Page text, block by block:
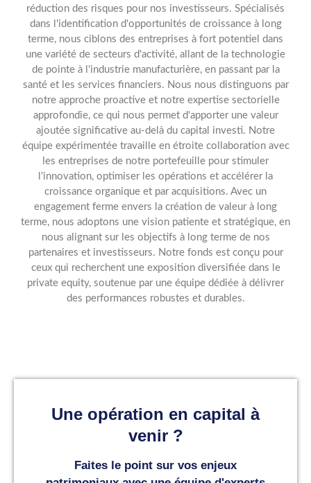
réduction des risques pour nos investisseurs. Spécialisés
dans l'identification d'opportunités de croissance à long
terme, nous ciblons des entreprises à fort potentiel dans
une variété de secteurs d'activité, allant de la technologie
de pointe à l'industrie manufacturière, en passant par la
santé et les services financiers. Nous nous distinguons par
notre approche proactive et notre expertise sectorielle
approfondie, ce qui nous permet d'apporter une valeur
ajoutée significative au-delà du capital investi. Notre
équipe expérimentée travaille en étroite collaboration avec
les entreprises de notre portefeuille pour stimuler
l'innovation, optimiser les opérations et accélérer la
croissance organique et par acquisitions. Avec un
engagement ferme envers la création de valeur à long
terme, nous adoptons une vision patiente et stratégique, en
nous alignant sur les objectifs à long terme de nos
partenaires et investisseurs. Notre fonds est conçu pour
ceux qui recherchent une exposition diversifiée dans le
private equity, soutenue par une équipe dédiée à délivrer
des performances robustes et durables.
Une opération en capital à
venir ?
Faites le point sur vos enjeux